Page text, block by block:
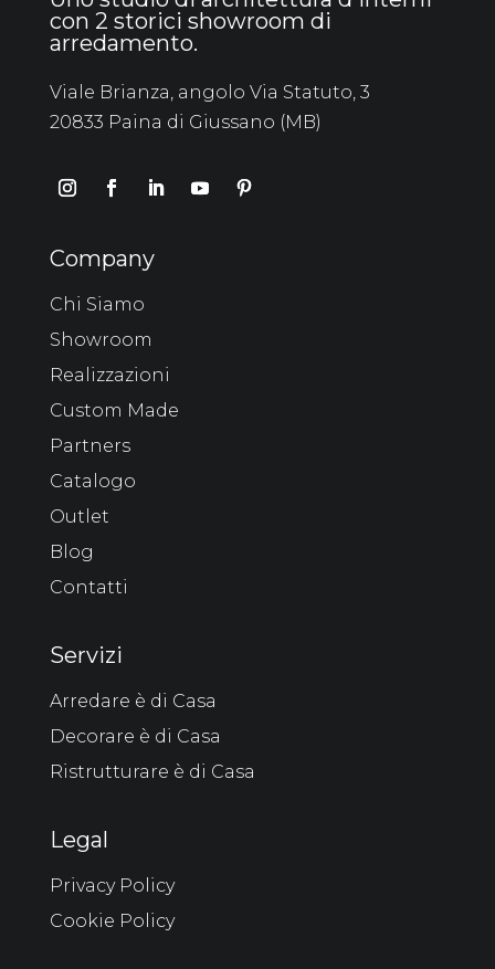
con 2 storici showroom di
arredamento.
Viale Brianza, angolo Via Statuto, 3
20833 Paina di Giussano (MB)
Company
Chi Siamo
Showroom
Realizzazioni
Custom Made
Partners
Catalogo
Outlet
Blog
Contatti
Servizi
Arredare è di Casa
Decorare è di Casa
Ristrutturare è di Casa
Legal
Privacy Policy
Cookie Policy